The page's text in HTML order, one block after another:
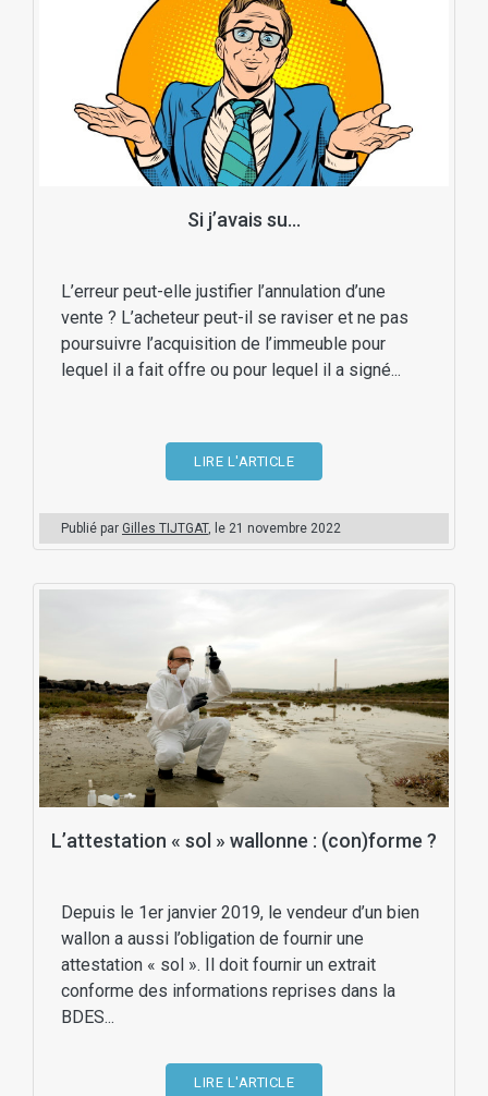
Si j’avais su…
L’erreur peut-elle justifier l’annulation d’une
vente ? L’acheteur peut-il se raviser et ne pas
poursuivre l’acquisition de l’immeuble pour
lequel il a fait offre ou pour lequel il a signé...
LIRE L'ARTICLE
Publié par Gilles TIJTGAT, le 21 novembre 2022
L’attestation « sol » wallonne : (con)forme ?
Depuis le 1er janvier 2019, le vendeur d’un bien
wallon a aussi l’obligation de fournir une
attestation « sol ». Il doit fournir un extrait
conforme des informations reprises dans la
BDES...
LIRE L'ARTICLE